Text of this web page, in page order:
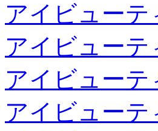
アイビュー
アイビュー
アイビュー
アイビュー